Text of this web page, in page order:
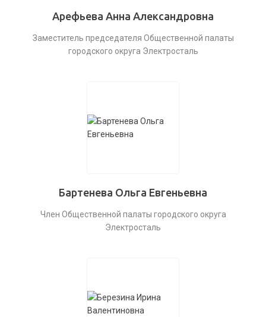
Арефьева Анна Александровна
Заместитель председателя Общественной палаты
городского округа Электросталь
Бартенева Ольга Евгеньевна
Член Общественной палаты городского округа
Электросталь